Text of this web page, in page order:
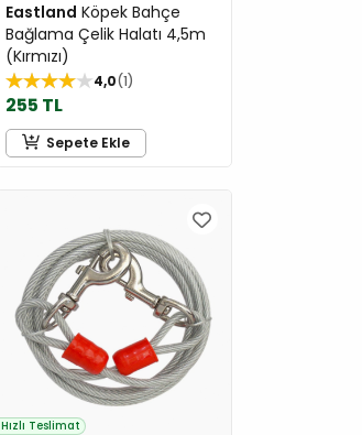
Eastland Köpek Bahçe
Bağlama Çelik Halatı 4,5m
(Kırmızı)
4,0 1
255 TL
Sepete Ekle
Hızlı Teslimat